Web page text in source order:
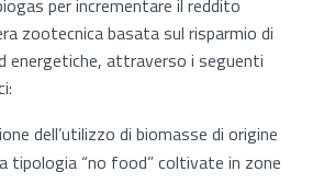
per incrementare il reddito
zootecnica basata sul risparmio di
energetiche, attraverso i seguenti
dell’utilizzo di biomasse di origine
tipologia “no food” coltivate in zone